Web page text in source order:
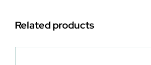
Related products